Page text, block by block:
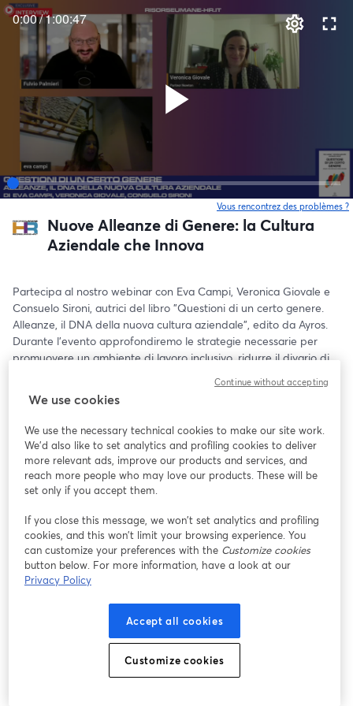
0:00/1:00:47
Vous rencontrez des problèmes ?
Nuove Alleanze di Genere: la Cultura
Aziendale che Innova
Partecipa al nostro webinar con Eva Campi, Veronica Giovale e
Consuelo Sironi, autrici del libro "Questioni di un certo genere.
Alleanze, il DNA della nuova cultura aziendale", edito da Ayros.
Durante l’evento approfondiremo le strategie necessarie per
promuovere un ambiente di lavoro inclusivo, ridurre il divario di
Eva Campi è specializzata in psicologia organizzativa e nell’area
della gestione delle risorse umane e della formazione in ambito
internazionale e multiculturale. HR International Coordinator per
una rinomata multinazionale giapponese, da più di 20 anni si
occupa di Change Management e Cultural Change. Eva è
Inclusion art. 3 ed è Learning & Development Officer di Newton
Group.
Veronica Giovale è specializzata in etica pubblica, roboetica,
teoria della complessità, inclusione e bioetica. Partner Newton
SpA, ha fatto parte del Comitato Global Inclusion Art. 3, oggi
Fondazione del Terzo Settore. Si occupa di change
management, cultural change, evoluzione della leadership e del
ruolo HR per grandi aziende, attraverso molteplici discipline e
We use cookies
We use the necessary technical cookies to make our site work.
We'd also like to set analytics and profiling cookies to deliver
more relevant ads, improve our products and services, and
reach more people who may love our products. These will be
set only if you accept them.
If you close this message, we won’t set analytics and profiling
cookies, and this won’t limit your browsing experience. You
can customize your preferences with the Customize cookies
button below. For more information, have a look at our
Privacy Policy
Accept all cookies
Customize cookies
Continue without accepting